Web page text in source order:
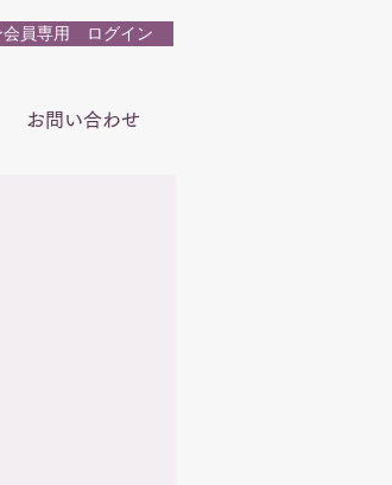
会員専用 ログイン
お問い合わせ